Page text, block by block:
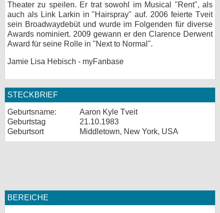
Theater zu speilen. Er trat sowohl im Musical "Rent", als
auch als Link Larkin in "Hairspray" auf. 2006 feierte Tveit
sein Broadwaydebüt und wurde im Folgenden für diverse
Awards nominiert. 2009 gewann er den Clarence Derwent
Award für seine Rolle in "Next to Normal".
Jamie Lisa Hebisch - myFanbase
STECKBRIEF
Geburtsname:
Aaron Kyle Tveit
Geburtstag
21.10.1983
Geburtsort
Middletown, New York, USA
BEREICHE
Desktop-Ansicht
myFanbase